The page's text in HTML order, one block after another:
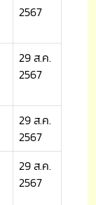
2567
29 ส.ค.
2567
29 ส.ค.
2567
29 ส.ค.
2567